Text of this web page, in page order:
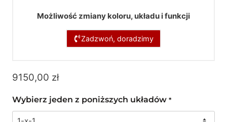
Możliwość zmiany koloru, układu i funkcji
Zadzwoń, doradzimy
9150,00 zł
Wybierz jeden z poniższych układów *